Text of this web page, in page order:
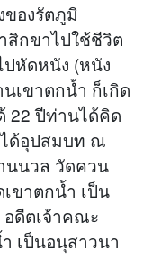
ของรัตภูมิ
สิกขาไปใช้ชีวิต
หัดหนัง (หนัง
เขาตกน้ำ ก็เกิด
22 ปีท่านได้คิด
ด้อุปสมบท ณ
นนวล วัดควน
ขาตกน้ำ เป็น
ดีตเจ้าคณะ
เป็นอนุสาวนา